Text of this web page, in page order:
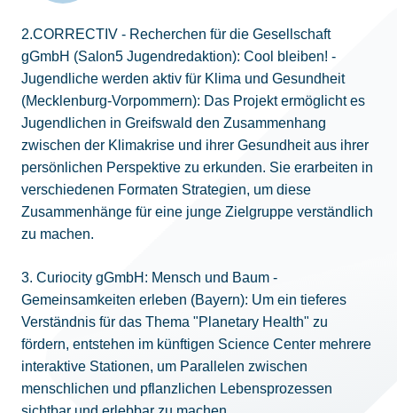
2.CORRECTIV - Recherchen für die Gesellschaft
gGmbH (Salon5 Jugendredaktion): Cool bleiben! -
Jugendliche werden aktiv für Klima und Gesundheit
(Mecklenburg-Vorpommern): Das Projekt ermöglicht es
Jugendlichen in Greifswald den Zusammenhang
zwischen der Klimakrise und ihrer Gesundheit aus ihrer
persönlichen Perspektive zu erkunden. Sie erarbeiten in
verschiedenen Formaten Strategien, um diese
Zusammenhänge für eine junge Zielgruppe verständlich
zu machen.
3. Curiocity gGmbH: Mensch und Baum -
Gemeinsamkeiten erleben (Bayern): Um ein tieferes
Verständnis für das Thema "Planetary Health" zu
fördern, entstehen im künftigen Science Center mehrere
interaktive Stationen, um Parallelen zwischen
menschlichen und pflanzlichen Lebensprozessen